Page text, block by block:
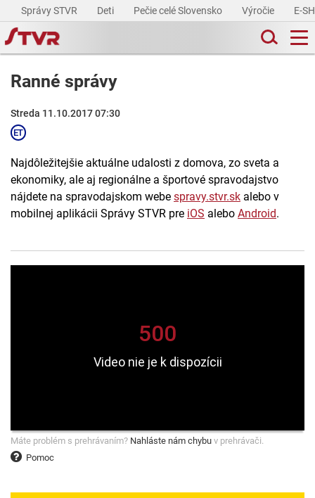
Správy STVR Deti Pečie celé Slovensko Výročie E-
Ranné správy
Streda 11.10.2017 07:30
Najdôležitejšie aktuálne udalosti z domova, zo sveta a
ekonomiky, ale aj regionálne a športové spravodajstvo
nájdete na spravodajskom webe spravy.stvr.sk alebo v
mobilnej aplikácii Správy STVR pre iOS alebo Android.
Pomoc
Máte problém s prehrávaním? Nahláste nám chybu v prehrávači.